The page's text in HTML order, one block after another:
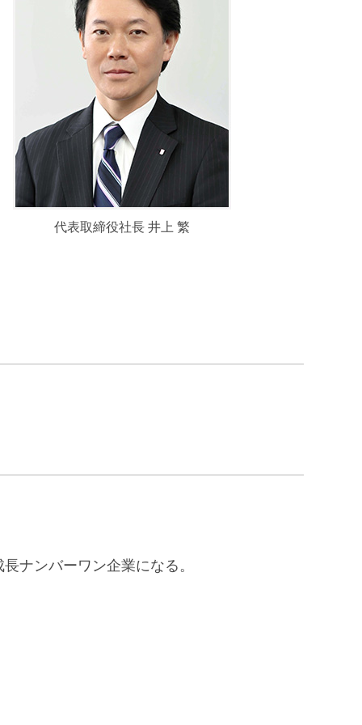
代表取締役社長 井上 繁
ナンバーワン企業になる。